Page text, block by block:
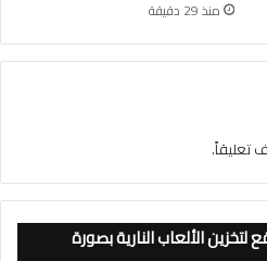
منذ 29 دقيقة
تعليقاً.
الألعاب النارية بصورة